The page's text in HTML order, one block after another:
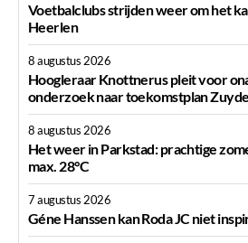
Voetbalclubs strijden weer om het
Heerlen
8 augustus 2026
Hoogleraar Knottnerus pleit voor
onderzoek naar toekomstplan
8 augustus 2026
Het weer in Parkstad: prachtige
max. 28°C
7 augustus 2026
Géne Hanssen kan Roda JC niet